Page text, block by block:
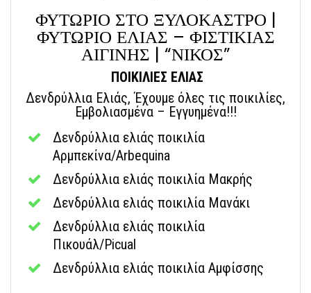
ΦΥΤΩΡΙΟ ΣΤΟ ΞΥΛΟΚΑΣΤΡΟ |
ΦΥΤΩΡΙΟ ΕΛΙΑΣ – ΦΙΣΤΙΚΙΑΣ
ΑΙΓΙΝΗΣ | “ΝΙΚΟΣ”
ΠΟΙΚΙΛΙΕΣ ΕΛΙΑΣ
Δενδρύλλια Ελιάς, Έχουμε όλες τις ποικιλίες,
Εμβολιασμένα – Εγγυημένα!!!
Δενδρύλλια ελιάς ποικιλία
Αρμπεκίνα/Arbequina
Δενδρύλλια ελιάς ποικιλία Μακρής
Δενδρύλλια ελιάς ποικιλία Μανάκι
Δενδρύλλια ελιάς ποικιλία
Πικουάλ/Picual
Δενδρύλλια ελιάς ποικιλία Αμφίσσης